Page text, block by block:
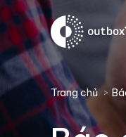
You are here:
Trang chủ